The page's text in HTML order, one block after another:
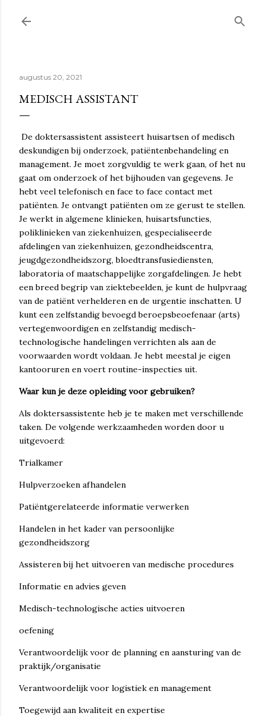
augustus 20, 2021
MEDISCH ASSISTANT
De doktersassistent assisteert huisartsen of medisch
deskundigen bij onderzoek, patiëntenbehandeling en
management. Je moet zorgvuldig te werk gaan, of het nu
gaat om onderzoek of het bijhouden van gegevens. Je
hebt veel telefonisch en face to face contact met
patiënten. Je ontvangt patiënten om ze gerust te stellen.
Je werkt in algemene klinieken, huisartsfuncties,
poliklinieken van ziekenhuizen, gespecialiseerde
afdelingen van ziekenhuizen, gezondheidscentra,
jeugdgezondheidszorg, bloedtransfusiediensten,
laboratoria of maatschappelijke zorgafdelingen. Je hebt
een breed begrip van ziektebeelden, je kunt de hulpvraag
van de patiënt verhelderen en de urgentie inschatten. U
kunt een zelfstandig bevoegd beroepsbeoefenaar (arts)
vertegenwoordigen en zelfstandig medisch-
technologische handelingen verrichten als aan de
voorwaarden wordt voldaan. Je hebt meestal je eigen
kantooruren en voert routine-inspecties uit.
Waar kun je deze opleiding voor gebruiken?
Als doktersassistente heb je te maken met verschillende
taken. De volgende werkzaamheden worden door u
uitgevoerd:
Trialkamer
Hulpverzoeken afhandelen
Patiëntgerelateerde informatie verwerken
Handelen in het kader van persoonlijke
gezondheidszorg
Assisteren bij het uitvoeren van medische procedures
Informatie en advies geven
Medisch-technologische acties uitvoeren
oefening
Verantwoordelijk voor de planning en aansturing van de
praktijk/organisatie
Verantwoordelijk voor logistiek en management
Toegewijd aan kwaliteit en expertise